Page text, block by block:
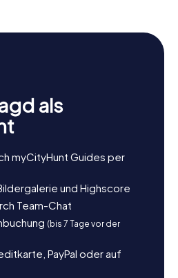
als
myCityHunt Guides per
und Highscore
Team-Chat
(bis 7 Tage vor der
PayPal oder auf